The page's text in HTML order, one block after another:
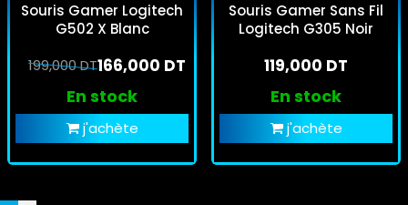
Souris Gamer Logitech
G502 X Blanc
166,000 DT
199,000 DT
En stock
j'achète
Souris Gamer Sans Fil
Logitech G305 Noir
119,000 DT
En stock
j'achète